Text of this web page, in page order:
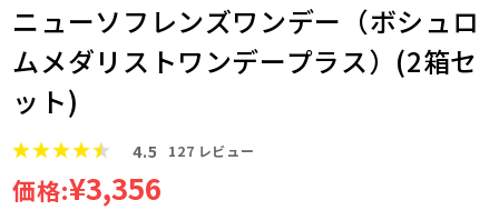
ニューソフレンズワンデー（ボシュロ
ムメダリストワンデープラス）(2箱セ
ット)
4.5 127 レビュー
価格:¥3,356